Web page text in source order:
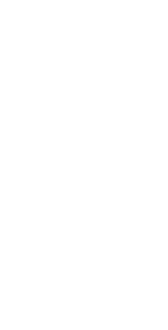
Wee-kend
speciale coronavirus du